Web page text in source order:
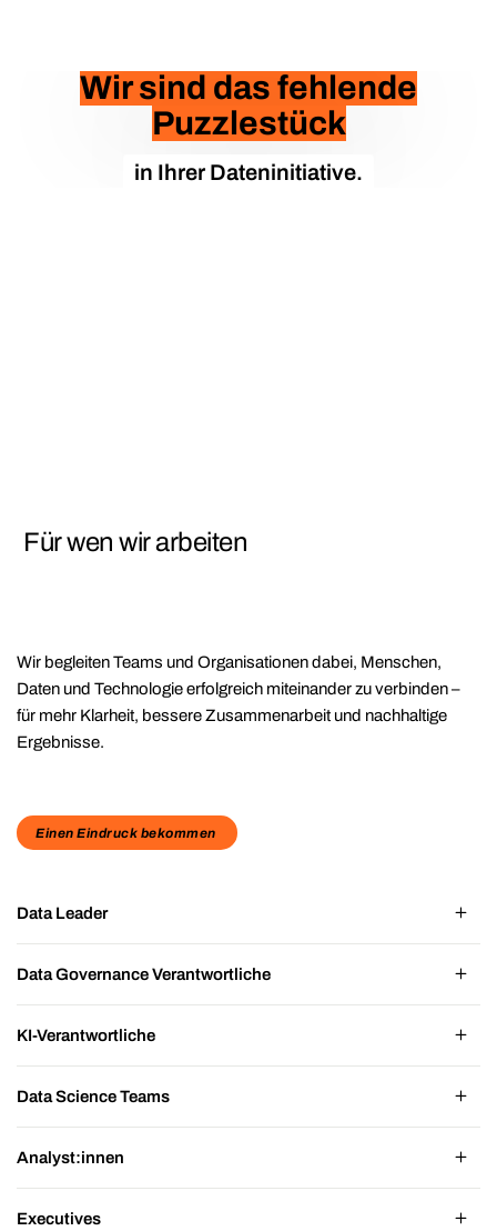
Wir sind das fehlende
Puzzlestück
in Ihrer Dateninitiative.
Für wen wir arbeiten
Wir begleiten Teams und Organisationen dabei, Menschen,
Daten und Technologie erfolgreich miteinander zu verbinden –
für mehr Klarheit, bessere Zusammenarbeit und nachhaltige
Ergebnisse.
Einen Eindruck bekommen
Data Leader
Data Governance Verantwortliche
KI-Verantwortliche
Data Science Teams
Analyst:innen
Executives